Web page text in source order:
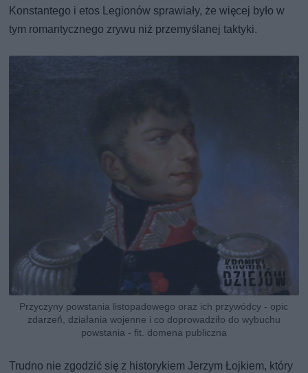
Konstantego i etos Legionów sprawiały, że więcej było w
tym romantycznego zrywu niż przemyślanej taktyki.
Przyczyny powstania listopadowego oraz ich przywódcy - opic
zdarzeń, działania wojenne i co doprowadziło do wybuchu
powstania - fit. domena publiczna
Trudno nie zgodzić się z historykiem Jerzym Łojkiem, który